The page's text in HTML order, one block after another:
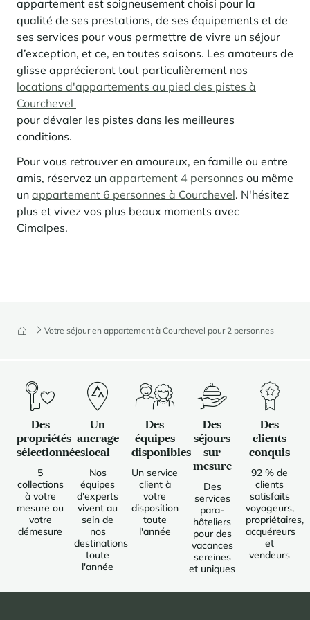
Panorama 2026
Etude annuelle de l'immobilier de montagne par Cimalpes
En savoir plus
Où trouver les plus beaux spots de ski hors-piste dans les Alpes
françaises ?
Vous attendez les chutes de neige comme d'autres guettent le lever
Votre séjour en appartement à Courchevel pour 2 personnes
appartement est soigneusement choisi pour la
qualité de ses prestations, de ses équipements et de
ses services pour vous permettre de vivre un séjour
d’exception, et ce, en toutes saisons. Les amateurs de
glisse apprécieront tout particulièrement nos
locations d'appartements au pied des pistes à
Courchevel
pour dévaler les pistes dans les meilleures
conditions.
Pour vous retrouver en amoureux, en famille ou entre
amis, réservez un appartement 4 personnes ou même
un appartement 6 personnes à Courchevel. N'hésitez
plus et vivez vos plus beaux moments avec
Cimalpes.
Des
propriétés
sélectionnées
5
collections
à votre
mesure ou
votre
démesure
Un
ancrage
local
Nos
équipes
d'experts
vivent au
sein de
nos
destinations
toute
l'année
Des
équipes
disponibles
Un service
client à
votre
disposition
toute
l'année
Des
séjours
sur
mesure
Des
services
para-
hôteliers
pour des
vacances
sereines
et uniques
Des
clients
conquis
92 % de
clients
satisfaits
voyageurs,
propriétaires,
acquéreurs
et
vendeurs